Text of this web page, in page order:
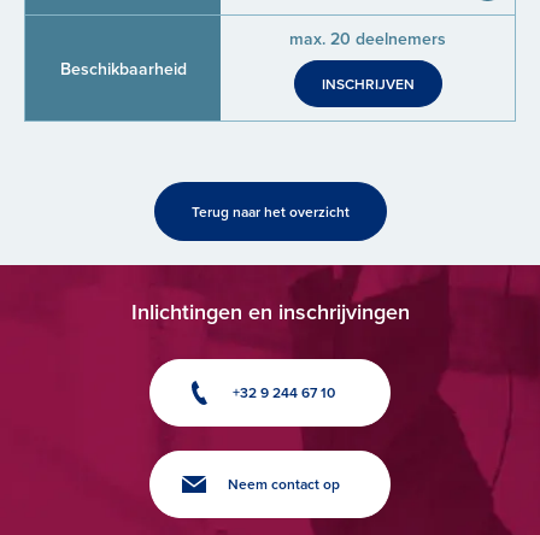
max. 20 deelnemers
INSCHRIJVEN
Terug naar het overzicht
Inlichtingen en inschrijvingen
+32 9 244 67 10
Neem contact op